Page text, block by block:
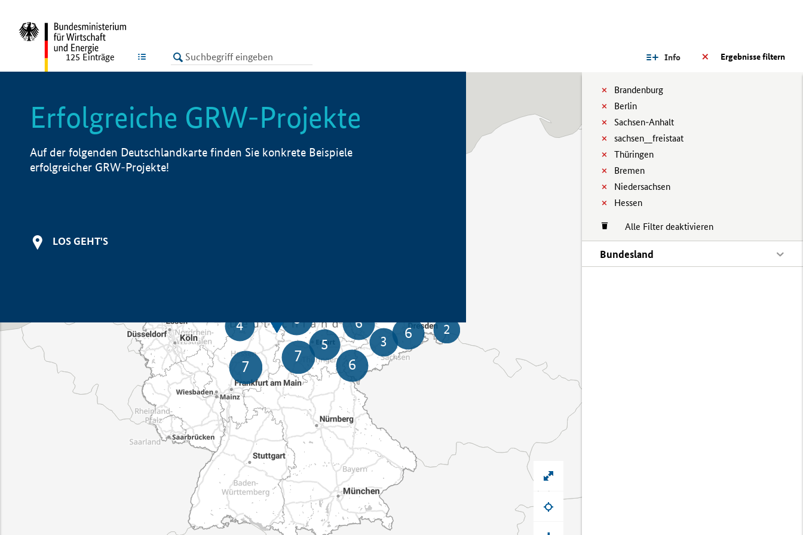
LISTE Ergebnisse filtern
Info
Brandenburg
Berlin
Sachsen-Anhalt
sachsen__freistaat
Thüringen
Bremen
Niedersachsen
Hessen
Alle Filter deaktivieren
Bundesland
125 Einträge
Erfolgreiche GRW-Projekte
Auf der folgenden Deutschlandkarte finden Sie konkrete Beispiele
erfolgreicher GRW-Projekte!
LOS GEHT'S